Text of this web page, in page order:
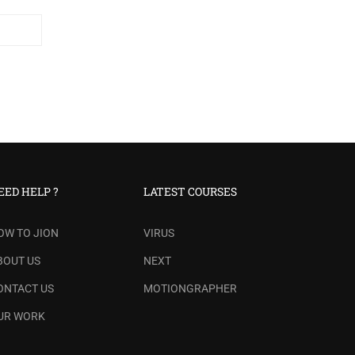
HELP ?
TO JION
US
US
WORK
LATEST COURSES
VIRUS
NEXT
MOTIONGRAPHER